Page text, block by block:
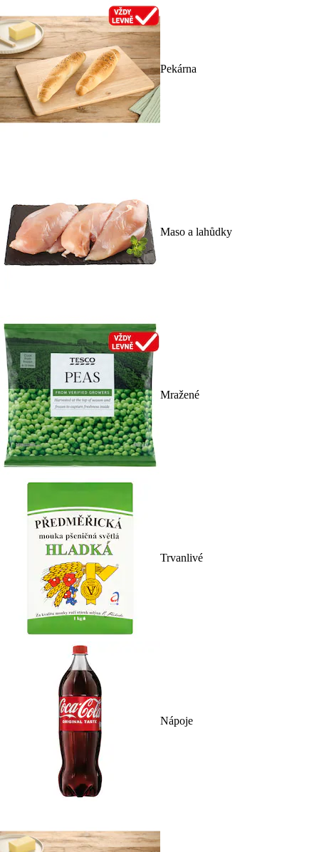
Pekárna
Maso a lahůdky
Mražené
Trvanlivé
Nápoje